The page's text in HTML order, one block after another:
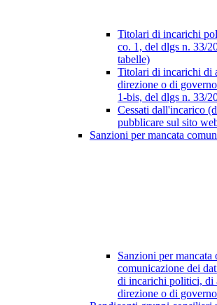
Titolari di incarichi
co. 1, del dlgs n. 33/
tabelle)
Titolari di incarichi di
direzione o di
1-bis, del dlgs n. 33/
Cessati dall'incarico
pubblicare sul sito
Sanzioni per mancata
Sanzioni per mancata
comunicazione dei
di incarichi politici, di
direzione o di governo